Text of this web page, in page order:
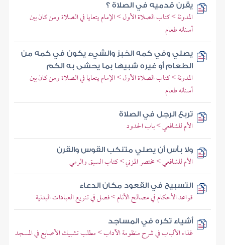
يقرن قدميه في الصلاة ؟
المدونة > كتاب الصلاة الأول > الإمام يتعايا في الصلاة ومن كان بين
أسنانه طعام
يصلي وفي كمه الخبز والشيء يكون في كمه من
الطعام أو غيره شبيها بما يحشى به الكم
المدونة > كتاب الصلاة الأول > الإمام يتعايا في الصلاة ومن كان بين
أسنانه طعام
تربع الرجل في الصلاة
الأم للشافعي > باب الحدود
ولا بأس أن يصلي متنكب القوس والقرن
الأم للشافعي > مختصر المزني > كتاب السبق والرمي
التسبيح في القعود مكان الدعاء
قواعد الأحكام في مصالح الأنام > فصل في تنويع العبادات البدنية
أشياء تكره في المساجد
غذاء الألباب في شرح منظومة الآداب > مطلب تشبيك الأصابع في المسجد